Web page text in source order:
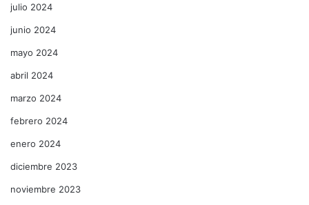
julio 2024
junio 2024
mayo 2024
abril 2024
marzo 2024
febrero 2024
enero 2024
diciembre 2023
noviembre 2023